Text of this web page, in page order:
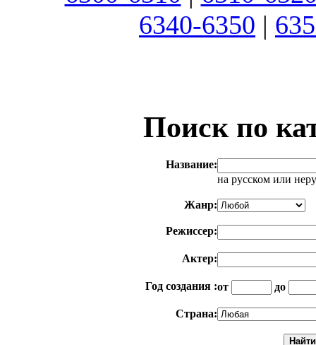
6340-6350 |
Поиск по
Название:
на русском или
Жанр:
Режиссер:
Актер:
Год создания :от до
Страна: